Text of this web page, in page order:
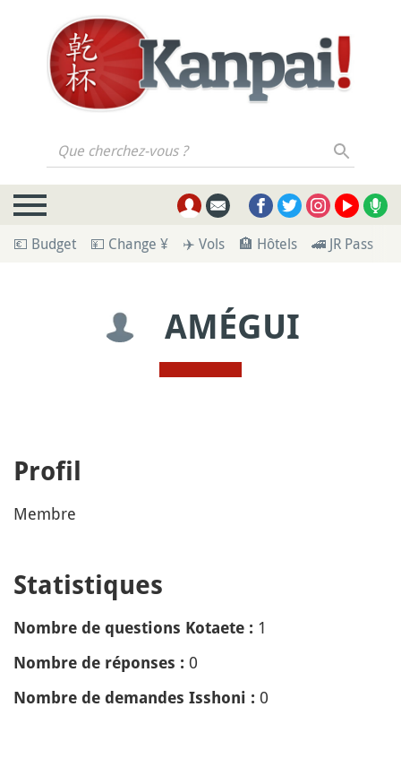
Que cherchez-vous ?
💶 Budget 💴 Change ¥ ✈️ Vols 🏨 Hôtels 🚄 JR Pass
AMÉGUI
Profil
Membre
Statistiques
Nombre de questions Kotaete : 1
Nombre de réponses : 0
Nombre de demandes Isshoni : 0